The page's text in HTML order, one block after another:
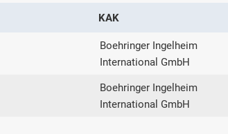
Γνωρίζατε ότι...
Μοιραζόμαστε μαζί σας γεγονότα της
πορείας του Galinos.gr από το 2011 μέχρι
ΚΑΚ
Boehringer Ingelheim
International GmbH
Boehringer Ingelheim
International GmbH